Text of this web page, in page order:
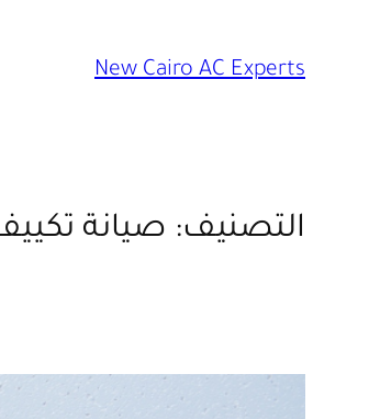
New Cairo AC Experts
التصنيف: صيانة